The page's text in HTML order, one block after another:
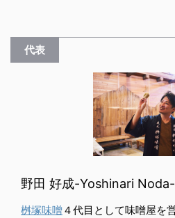
代表
野田 好成-Yoshinari Noda-
桝塚味噌４代目として味噌屋を